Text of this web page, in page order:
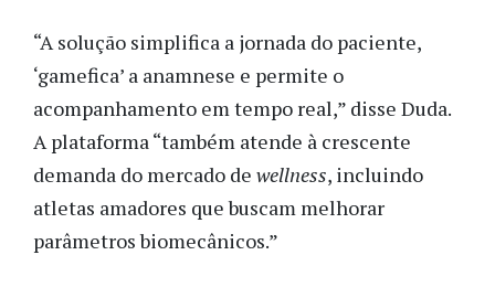
“A solução simplifica a jornada do paciente,
‘gamefica’ a anamnese e permite o
acompanhamento em tempo real,” disse Duda.
A plataforma “também atende à crescente
demanda do mercado de wellness, incluindo
atletas amadores que buscam melhorar
parâmetros biomecânicos.”